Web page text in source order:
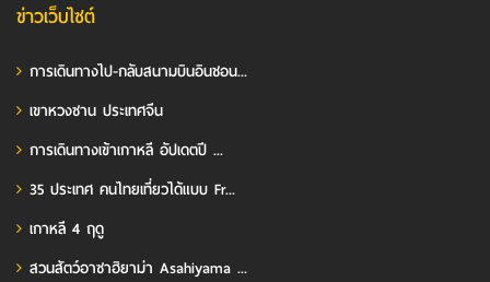
ข่าวเว็บไซต์
การเดินทางไป-กลับสนามบินอินชอน...
เขาหวงซาน ประเทศจีน
การเดินทางเข้าเกาหลี อัปเดตปี ...
35 ประเทศ คนไทยเที่ยวได้แบบ Fr...
เกาหลี 4 ฤดู
สวนสัตว์อาซาฮิยาม่า Asahiyama ...